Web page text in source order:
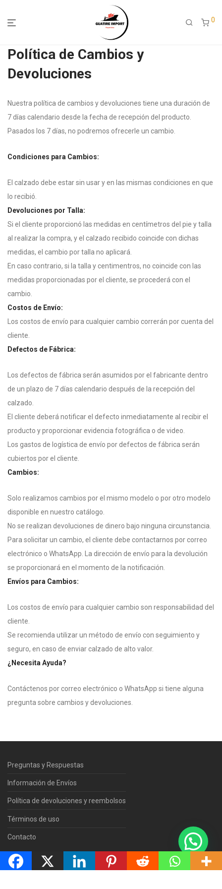
0
Política de Cambios y
Devoluciones
Nuestra política de cambios y devoluciones tiene una duración de
7 días calendario desde la fecha de recepción del producto.
Pasados los 7 días, no podremos ofrecerle un cambio.
Condiciones para Cambios:
El calzado debe estar sin usar y en las mismas condiciones en que
lo recibió.
Devoluciones por Talla:
Si el cliente proporcionó las medidas en centímetros del pie y talla
al realizar la compra, y el calzado recibido coincide con dichas
medidas, el cambio por talla no aplicará.
En caso contrario, si la talla y centimentros, no coincide con las
medidas proporcionadas por el cliente, se procederá con el
cambio.
Costos de Envío:
Los costos de envío para cualquier cambio correrán por cuenta del
cliente.
Defectos de Fábrica:
Los defectos de fábrica serán asumidos por el fabricante dentro
de un plazo de 7 días calendario después de la recepción del
calzado.
El cliente deberá notificar el defecto inmediatamente al recibir el
producto y proporcionar evidencia fotográfica o de video.
Los gastos de logística de envío por defectos de fábrica serán
cubiertos por el cliente.
Cambios:
Solo realizamos cambios por el mismo modelo o por otro modelo
disponible en nuestro catálogo.
No se realizan devoluciones de dinero bajo ninguna circunstancia.
Para solicitar un cambio, el cliente debe contactarnos por correo
electrónico o WhatsApp. La dirección de envío para la devolución
se proporcionará en el momento de la notificación.
Envíos para Cambios:
Los costos de envío para cualquier cambio son responsabilidad del
cliente.
Se recomienda utilizar un método de envío con seguimiento y
seguro, en caso de enviar calzado de alto valor.
¿Necesita Ayuda?
Contáctenos por correo electrónico o WhatsApp si tiene alguna
pregunta sobre cambios y devoluciones.
Preguntas y Respuestas
Información de Envíos
Política de devoluciones y reembolsos
Términos de uso
Contacto